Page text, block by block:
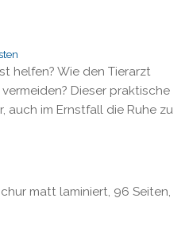
helfen? Wie den Tierarzt
Dieser praktische
auch im Ernstfall die Ruhe zu
matt laminiert, 96 Seiten,